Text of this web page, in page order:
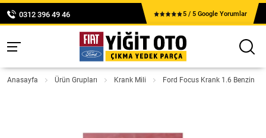
0312 396 49 46 5 / 5 Google Yorumlar
Anasayfa Ürün Grupları Krank Mili Ford Focus Krank 1.6 Benzin